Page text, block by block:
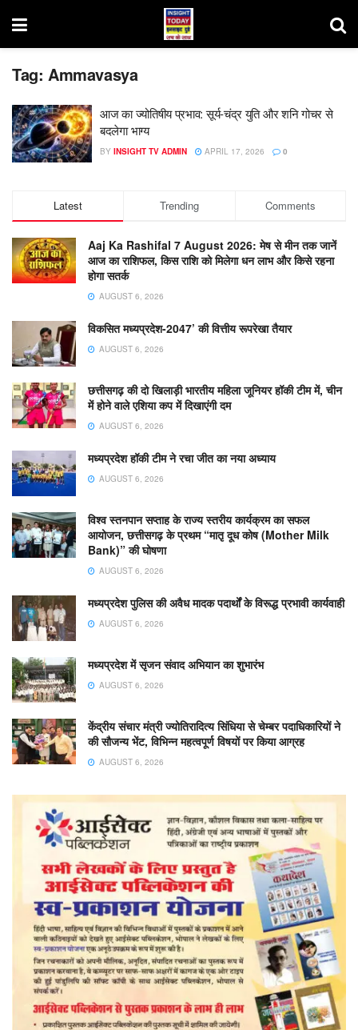
Tag: Ammavasya
आज का ज्योतिषीय प्रभाव: सूर्य-चंद्र युति और शनि गोचर से
बदलेगा भाग्य
BY INSIGHT TV ADMIN APRIL 17, 2026 0
Latest Trending Comments
Aaj Ka Rashifal 7 August 2026: मेष से मीन तक जानें
आज का राशिफल, किस राशि को मिलेगा धन लाभ और किसे रहना
होगा सतर्क
AUGUST 6, 2026
विकसित मध्यप्रदेश-2047’ की वित्तीय रूपरेखा तैयार
AUGUST 6, 2026
छत्तीसगढ़ की दो खिलाड़ी भारतीय महिला जूनियर हॉकी टीम में, चीन
में होने वाले एशिया कप में दिखाएंगी दम
AUGUST 6, 2026
मध्यप्रदेश हॉकी टीम ने रचा जीत का नया अध्याय
AUGUST 6, 2026
विश्व स्तनपान सप्ताह के राज्य स्तरीय कार्यक्रम का सफल
आयोजन, छत्तीसगढ़ के प्रथम “मातृ दूध कोष (Mother Milk
Bank)” की घोषणा
AUGUST 6, 2026
मध्यप्रदेश पुलिस की अवैध मादक पदार्थों के विरूद्ध प्रभावी कार्यवाही
AUGUST 6, 2026
मध्यप्रदेश में सृजन संवाद अभियान का शुभारंभ
AUGUST 6, 2026
केंद्रीय संचार मंत्री ज्योतिरादित्य सिंधिया से चेम्बर पदाधिकारियों ने
की सौजन्य भेंट, विभिन्न महत्वपूर्ण विषयों पर किया आग्रह
AUGUST 6, 2026